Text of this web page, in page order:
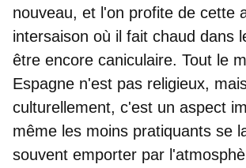
nouveau, et l'on profite de cette
intersaison où il fait chaud dans
être encore caniculaire. Tout le
Espagne n'est pas religieux,
culturellement, c'est un aspect
même les moins pratiquants se
souvent emporter par